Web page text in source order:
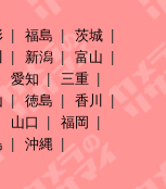
福島
茨城
新潟
富山
愛知
三重
徳島
香川
山口
福岡
沖縄